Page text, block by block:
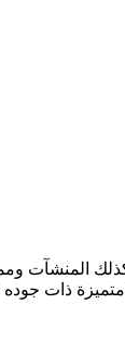
المنشآت
ذات جوده